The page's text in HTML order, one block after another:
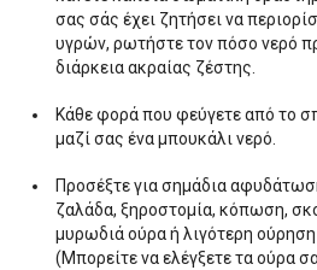
σας σάς έχει ζητήσει να
υγρών, ρωτήστε τον πόσο νερό
διάρκεια ακραίας ζέστης.
Κάθε φορά που φεύγετε από το
μαζί σας ένα μπουκάλι νερό.
Προσέξτε για σημάδια
ζαλάδα, ξηροστομία, κόπωση,
μυρωδιά ούρα ή λιγότερη
(Μπορείτε να ελέγξετε τα ούρα